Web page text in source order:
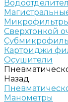
Сверхтонкой
Картриджи
Осушители
Назад
Манометры